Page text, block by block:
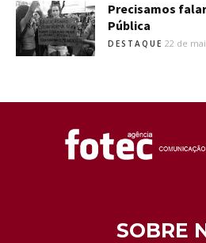
Precisamos
Pública
DESTAQUE 22 de
SOBRE